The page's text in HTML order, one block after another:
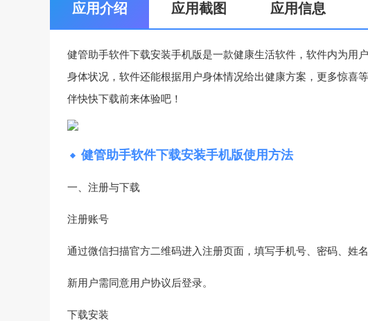
应用介绍 应用截图 应用信息
健管助手软件下载安装手机版是一款健康生活软件，软件内为用
身体状况，软件还能根据用户身体情况给出健康方案，更多惊喜
伴快快下载前来体验吧！
健管助手软件下载安装手机版使用方法
一、注册与下载‌
注册账号‌
通过微信扫描官方二维码进入注册页面，填写手机号、密码、姓
新用户需同意用户协议后登录‌。
下载安装‌